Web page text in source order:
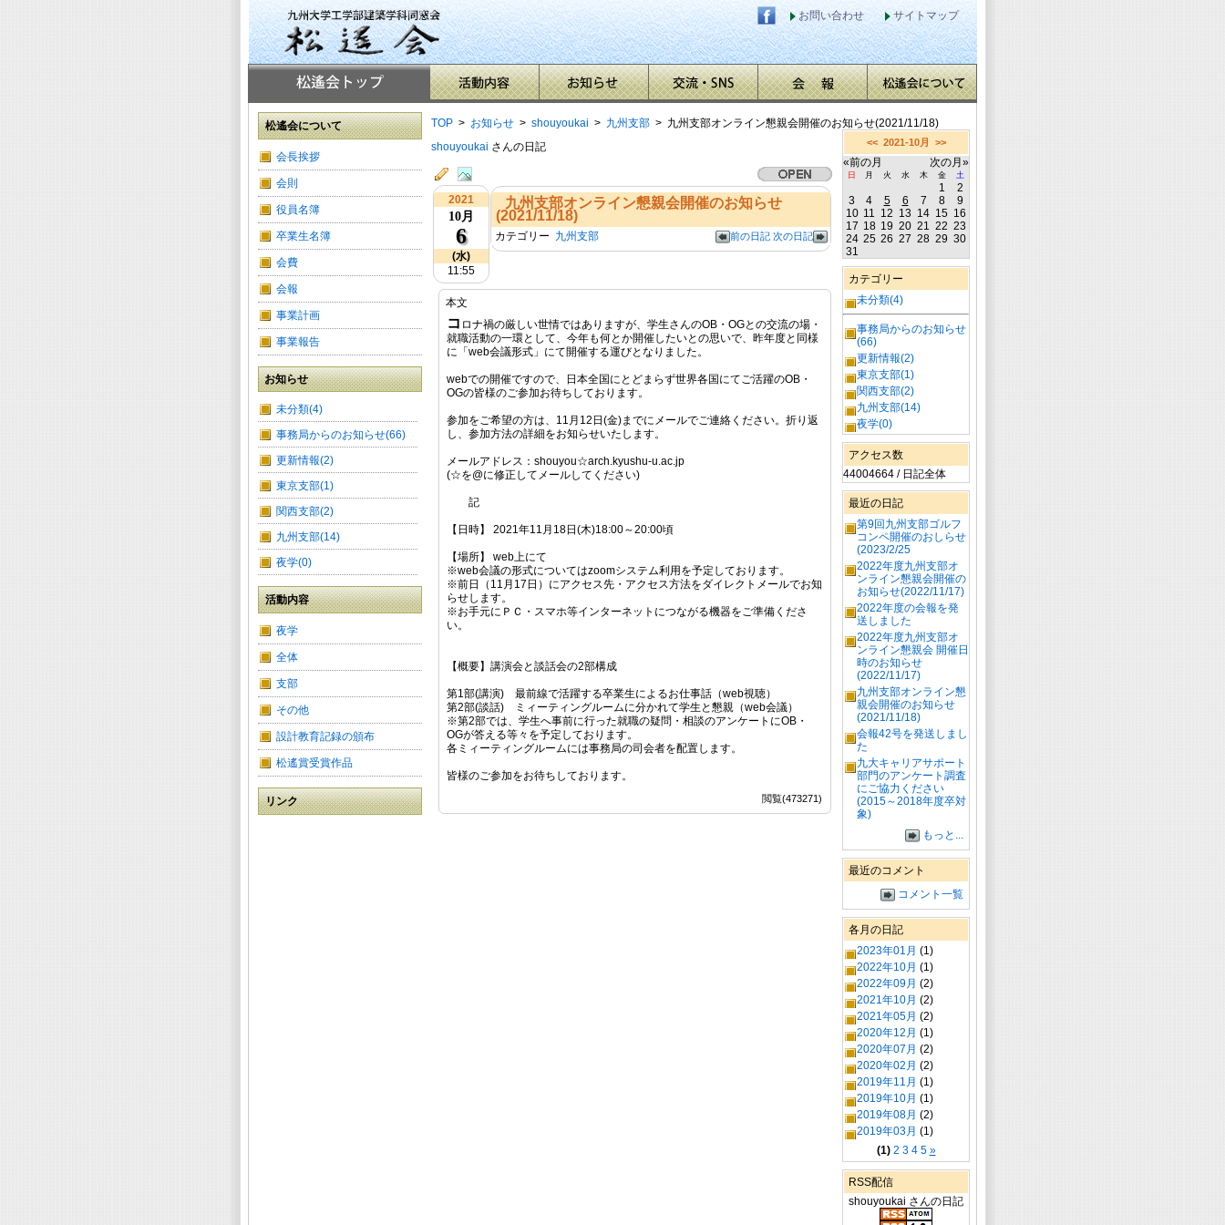
お問い合わせ サイトマップ
松遙会について
会長挨拶
会則
役員名簿
卒業生名簿
会費
会報
事業計画
事業報告
お知らせ
未分類(4)
事務局からのお知らせ(66)
更新情報(2)
東京支部(1)
関西支部(2)
九州支部(14)
夜学(0)
活動内容
夜学
全体
支部
その他
設計教育記録の頒布
松遙賞受賞作品
リンク
TOP > お知らせ > shouyoukai > 九州支部 > 九州支部オンライン懇親会開催のお知らせ(2021/11/18)
shouyoukai さんの日記
2021
10月
6
(水)
11:55
九州支部オンライン懇親会開催のお知らせ
(2021/11/18)
前の日記 次の日記
カテゴリー 九州支部
本文
コ ロナ禍の厳しい世情ではありますが、学生さんのOB・OGとの交流の場・
就職活動の一環として、今年も何とか開催したいとの思いで、昨年度と同様
に「web会議形式」にて開催する運びとなりました。
webでの開催ですので、日本全国にとどまらず世界各国にてご活躍のOB・
OGの皆様のご参加お待ちしております。
参加をご希望の方は、11月12日(金)までにメールでご連絡ください。折り返
し、参加方法の詳細をお知らせいたします。
メールアドレス：shouyou☆arch.kyushu-u.ac.jp
(☆を@に修正してメールしてください)
記
【日時】 2021年11月18日(木)18:00～20:00頃
【場所】 web上にて
※web会議の形式についてはzoomシステム利用を予定しております。
※前日（11月17日）にアクセス先・アクセス方法をダイレクトメールでお知
らせします。
※お手元にＰＣ・スマホ等インターネットにつながる機器をご準備くださ
い。
【概要】講演会と談話会の2部構成
第1部(講演) 最前線で活躍する卒業生によるお仕事話（web視聴）
第2部(談話) ミィーティングルームに分かれて学生と懇親（web会議）
※第2部では、学生へ事前に行った就職の疑問・相談のアンケートにOB・
OGが答える等々を予定しております。
各ミィーティングルームには事務局の司会者を配置します。
皆様のご参加をお待ちしております。
閲覧(473271)
<< 2021-10月 >>
«前の月 次の月»
日 月 火 水 木 金 土
1
2
3
4 5 6 7 8
9
10 11 12 13 14 15 16
17 18 19 20 21 22 23
24 25 26 27 28 29 30
31
カテゴリー
未分類(4)
事務局からのお知らせ
(66)
更新情報(2)
東京支部(1)
関西支部(2)
九州支部(14)
夜学(0)
アクセス数
44004664 / 日記全体
最近の日記
第9回九州支部ゴルフ
コンペ開催のおしらせ
(2023/2/25
2022年度九州支部オ
ンライン懇親会開催の
お知らせ(2022/11/17)
2022年度の会報を発
送しました
2022年度九州支部オ
ンライン懇親会 開催日
時のお知らせ
(2022/11/17)
九州支部オンライン懇
親会開催のお知らせ
(2021/11/18)
会報42号を発送しまし
た
九大キャリアサポート
部門のアンケート調査
にご協力ください
(2015～2018年度卒対
象)
もっと...
最近のコメント
コメント一覧
各月の日記
2023年01月 (1)
2022年10月 (1)
2022年09月 (2)
2021年10月 (2)
2021年05月 (2)
2020年12月 (1)
2020年07月 (2)
2020年02月 (2)
2019年11月 (1)
2019年10月 (1)
2019年08月 (2)
2019年03月 (1)
(1) 2 3 4 5 »
RSS配信
shouyoukai さんの日記